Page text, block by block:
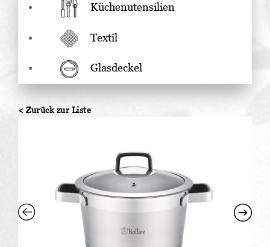
Küchenutensilien
Textil
Glasdeckel
< Zurück zur Liste